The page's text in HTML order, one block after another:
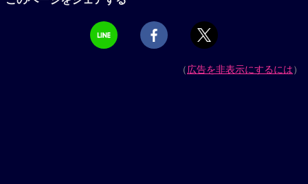
（広告を非表示にするには）